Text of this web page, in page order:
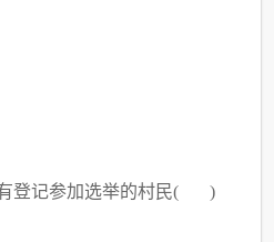
登记参加选举的村民( )